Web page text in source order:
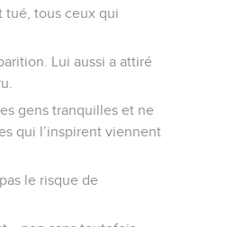
tué, tous ceux qui
Lui aussi a attiré
gens tranquilles et ne
qui l’inspirent viennent
le risque de